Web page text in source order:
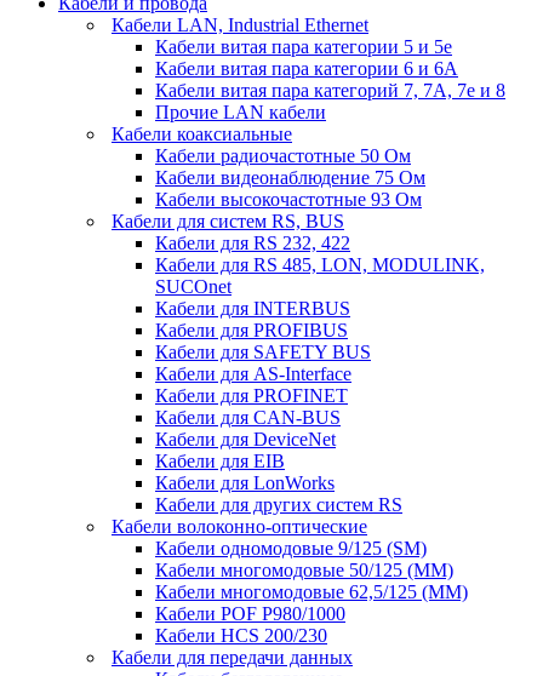
Кабели LAN, Industrial Ethernet
Кабели витая пара категории 5 и 5е
Кабели витая пара категории 6 и 6A
Кабели витая пара категорий 7, 7А, 7е и 8
Прочие LAN кабели
Кабели коаксиальные
Кабели радиочастотные 50 Ом
Кабели видеонаблюдение 75 Ом
Кабели высокочастотные 93 Ом
Кабели для систем RS, BUS
Кабели для RS 232, 422
Кабели для RS 485, LON, MODULINK,
SUCOnet
Кабели для INTERBUS
Кабели для PROFIBUS
Кабели для SAFETY BUS
Кабели для AS-Interface
Кабели для PROFINET
Кабели для CAN-BUS
Кабели для DeviceNet
Кабели для EIB
Кабели для LonWorks
Кабели для других систем RS
Кабели волоконно-оптические
Кабели одномодовые 9/125 (SM)
Кабели многомодовые 50/125 (ММ)
Кабели многомодовые 62,5/125 (ММ)
Кабели POF P980/1000
Кабели HCS 200/230
Кабели для передачи данных